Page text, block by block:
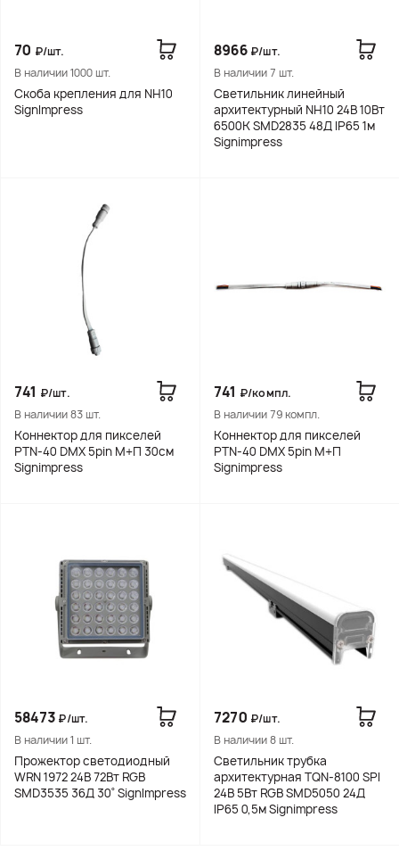
70 ₽/шт.
В наличии 1000 шт.
Скоба крепления для NH10
SignImpress
8966 ₽/шт.
В наличии 7 шт.
Светильник линейный
архитектурный NH10 24В 10Вт
6500K SMD2835 48Д IP65 1м
Signimpress
741 ₽/шт.
В наличии 83 шт.
Коннектор для пикселей
PTN-40 DMX 5pin М+П 30см
Signimpress
741 ₽/компл.
В наличии 79 компл.
Коннектор для пикселей
PTN-40 DMX 5pin М+П
Signimpress
58473 ₽/шт.
В наличии 1 шт.
Прожектор светодиодный
WRN 1972 24В 72Вт RGB
SMD3535 36Д 30˚ SignImpress
7270 ₽/шт.
В наличии 8 шт.
Светильник трубка
архитектурная TQN-8100 SPI
24В 5Вт RGB SMD5050 24Д
IP65 0,5м Signimpress